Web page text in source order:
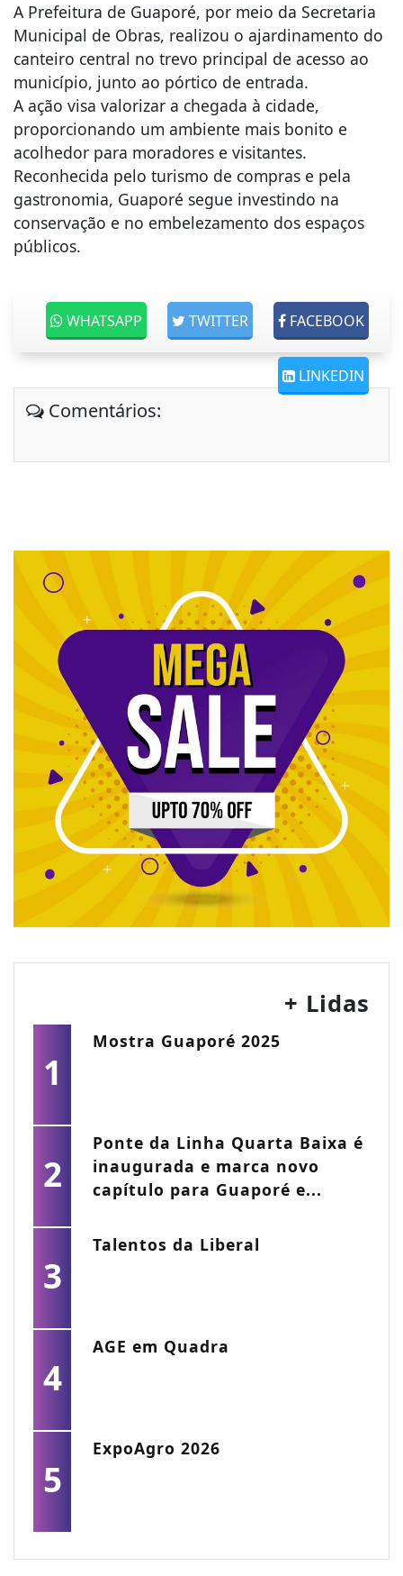
A Prefeitura de Guaporé, por meio da Secretaria
Municipal de Obras, realizou o ajardinamento do
canteiro central no trevo principal de acesso ao
município, junto ao pórtico de entrada.
A ação visa valorizar a chegada à cidade,
proporcionando um ambiente mais bonito e
acolhedor para moradores e visitantes.
Reconhecida pelo turismo de compras e pela
gastronomia, Guaporé segue investindo na
conservação e no embelezamento dos espaços
públicos.
FACEBOOK
TWITTER
WHATSAPP
LINKEDIN
Comentários:
+ Lidas
1
Mostra Guaporé 2025
2
Ponte da Linha Quarta Baixa é
inaugurada e marca novo
capítulo para Guaporé e...
3
Talentos da Liberal
4
AGE em Quadra
5
ExpoAgro 2026